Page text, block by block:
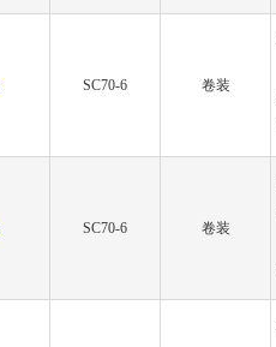
SC70-6 卷装
SC70-6 卷装